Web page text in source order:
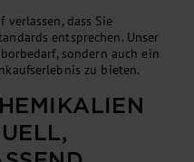
verlassen, dass Sie
entsprechen. Unser
sondern auch ein
zu bieten.